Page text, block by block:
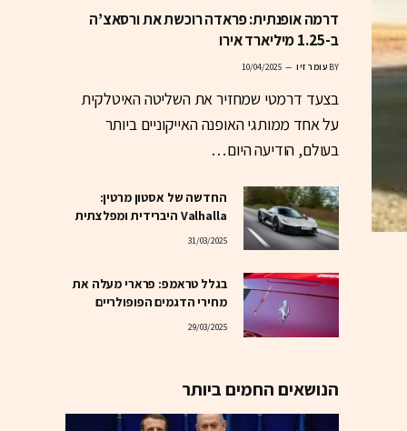
דרמה אופנתית: פראדה רוכשת את ורסאצ’ה
ב-1.25 מיליארד אירו
BY עומר זיו 10/04/2025
בצעד דרמטי שמחזיר את השליטה האיטלקית
על אחד ממותגי האופנה האייקוניים ביותר
בעולם, הודיעה היום…
החדשה של אסטון מרטין:
Valhalla היברידית ומפלצתית
31/03/2025
בגלל טראמפ: פרארי מעלה את
מחירי הדגמים הפופולריים
29/03/2025
הנושאים החמים ביותר